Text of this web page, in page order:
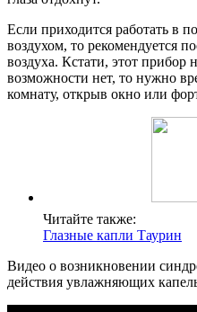
Если приходится работать в
воздухом, то рекомендуется
воздуха. Кстати, этот прибор
возможности нет, то нужно
комнату, открыв окно или
Читайте также:
Глазные капли Таурин
Видео о возникновении
действия увлажняющих